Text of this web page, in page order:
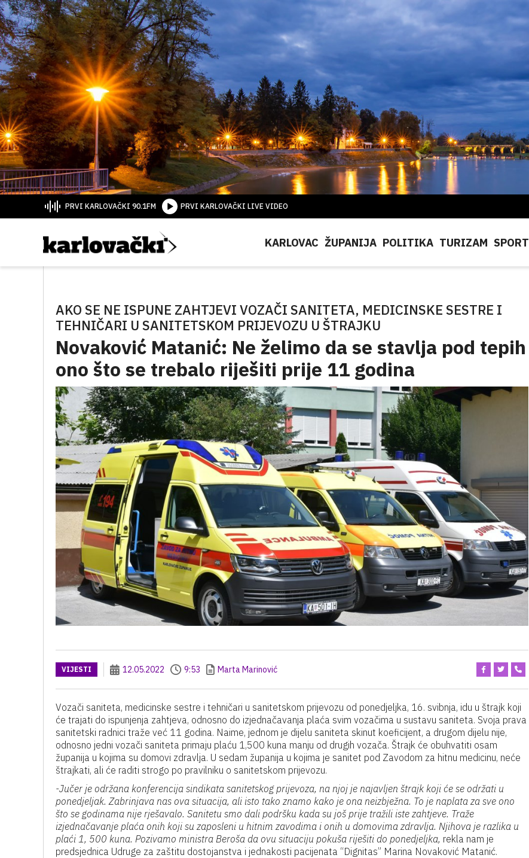
PRVI KARLOVAČKI 90.1FM PRVI KARLOVAČKI LIVE VIDEO
KARLOVAC ŽUPANIJA POLITIKA TURIZAM SPORT
AKO SE NE ISPUNE ZAHTJEVI VOZAČI SANITETA, MEDICINSKE SESTRE I
TEHNIČARI U SANITETSKOM PRIJEVOZU U ŠTRAJKU
Novaković Matanić: Ne želimo da se stavlja pod tepih
ono što se trebalo riješiti prije 11 godina
VIJESTI 12.05.2022 9:53 Marta Marinović
Vozači saniteta, medicinske sestre i tehničari u sanitetskom prijevozu od ponedjeljka, 16. svibnja, idu u štrajk koji
će trajati do ispunjenja zahtjeva, odnosno do izjednačavanja plaća svim vozačima u sustavu saniteta. Svoja prava
sanitetski radnici traže već 11 godina. Naime, jednom je dijelu saniteta skinut koeficijent, a drugom dijelu nije,
odnosno jedni vozači saniteta primaju plaću 1,500 kuna manju od drugih vozača. Štrajk će obuhvatiti osam
županija u kojima su domovi zdravlja. U sedam županija u kojima je sanitet pod Zavodom za hitnu medicinu, neće
štrajkati, ali će raditi strogo po pravilniku o sanitetskom prijevozu.
-Jučer je održana konferencija sindikata sanitetskog prijevoza, na njoj je najavljen štrajk koji će se održati u
ponedjeljak. Zabrinjava nas ova situacija, ali isto tako znamo kako je ona neizbježna. To je naplata za sve ono
što se godinama nije rješavalo. Sanitetu smo dali podršku kada su još prije tražili iste zahtjeve. Traže
izjednačavanje plaća onih koji su zaposleni u hitnim zavodima i onih u domovima zdravlja. Njihova je razlika u
plaći 1, 500 kuna. Pozivamo ministra Beroša da ovu situaciju pokuša riješiti do ponedjeljka, rekla nam je
predsjednica Udruge za zaštitu dostojanstva i jednakosti pacijenata “Dignitas” Marina Novaković Matanić.